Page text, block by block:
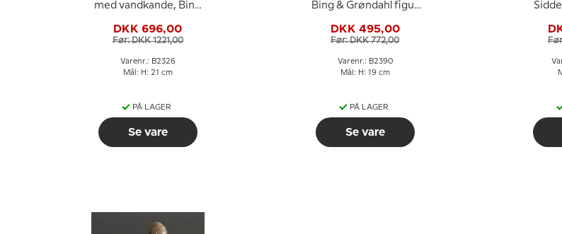
med vandkande, Bing
2326
DKK 696,00
Før: DKK 1221,00
Varenr.: B2326
Mål: H: 21 cm
PÅ LAGER
Se vare
Bing & Grøndahl figur
DKK 495,00
Før: DKK 772,00
Varenr.: B2390
Mål: H: 19 cm
PÅ LAGER
Se vare